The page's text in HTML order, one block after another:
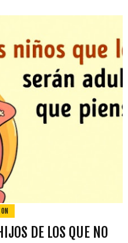
DE LOS QUE NO